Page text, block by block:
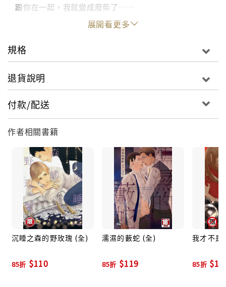
跟你在一起，我就變成廢柴了……
展開看更多
規格
退貨說明
付款/配送
作者相關書籍
沉睡之森的野玫瑰 (全)
85折 $110
濡濕的藪蛇 (全)
85折 $119
我才不是
85折